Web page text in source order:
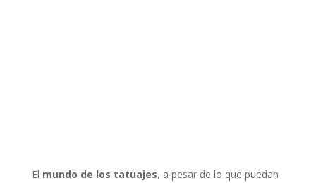
El mundo de los tatuajes, a pesar de lo que puedan